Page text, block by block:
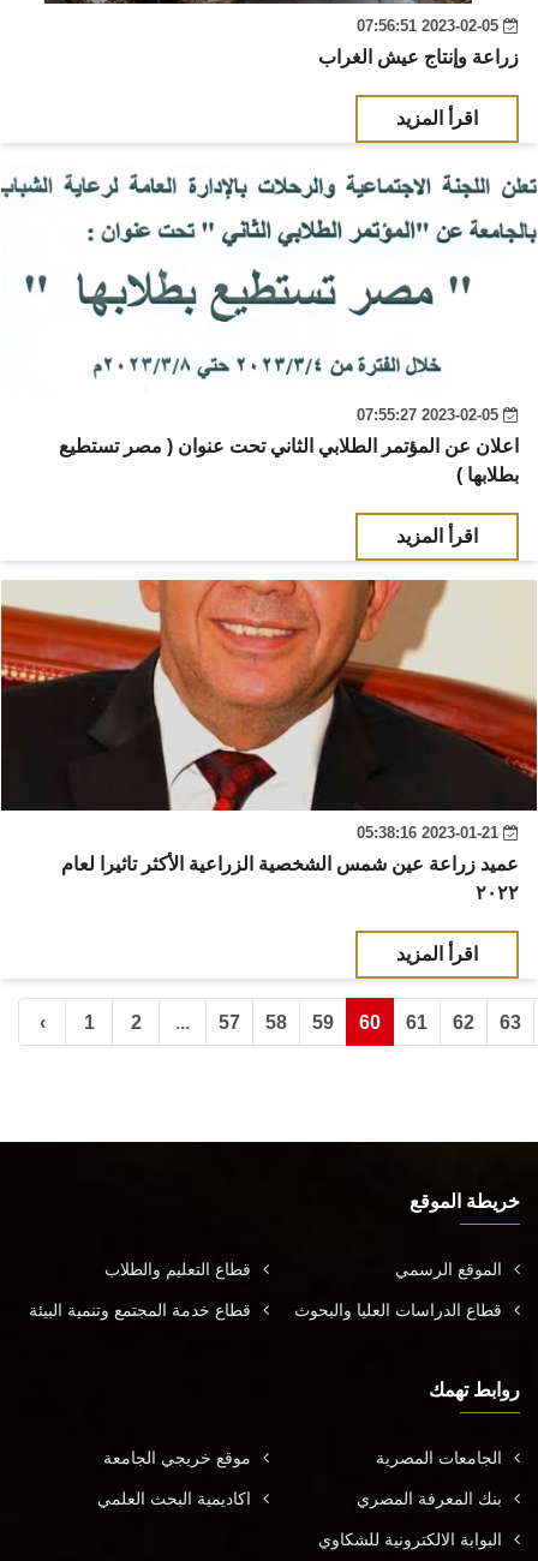
زراعة وإنتاج عيش الغراب
اقرأ المزيد
اعلان عن المؤتمر الطلابي الثاني تحت عنوان ( مصر تستطيع
بطلابها )
اقرأ المزيد
عميد زراعة عين شمس الشخصية الزراعية الأكثر تاثيرا لعام
٢٠٢٢
اقرأ المزيد
‹ 1 2 ... 57 58 59 60 61 62 63
خريطة الموقع
الموقع الرسمي قطاع التعليم والطلاب
قطاع الدراسات العليا والبحوث قطاع خدمة المجتمع وتنمية البيئة
روابط تهمك
الجامعات المصرية موقع خريجي الجامعة
بنك المعرفة المصري اكاديمية البحث العلمي
البوابة الالكترونية للشكاوي